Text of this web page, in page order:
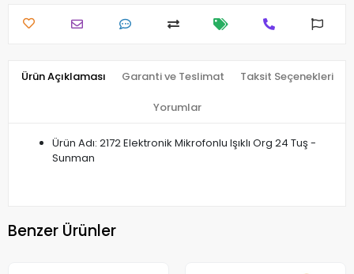
Ürün Açıklaması Garanti ve Teslimat Taksit Seçenekleri
Yorumlar
Ürün Adı: 2172 Elektronik Mikrofonlu Işıklı Org 24 Tuş -
Sunman
Benzer Ürünler